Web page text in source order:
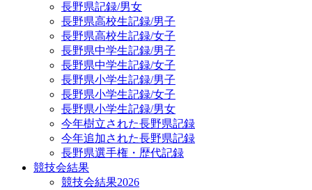
長野県記録/男女
長野県高校生記録/男子
長野県高校生記録/女子
長野県中学生記録/男子
長野県中学生記録/女子
長野県小学生記録/男子
長野県小学生記録/女子
長野県小学生記録/男女
今年樹立された長野県記録
今年追加された長野県記録
長野県選手権・歴代記録
競技会結果
競技会結果2026